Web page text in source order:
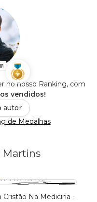
no nosso Ranking, com
vendidos!
autor
de Medalhas
Martins
Cristão Na Medicina -